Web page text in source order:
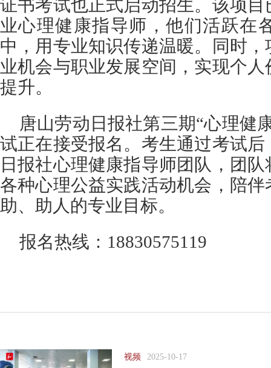
证书考试也正式启动招生。该项
业心理健康指导师，他们活跃在
中，用专业知识传递温暖。同时
业机会与职业发展空间，实现个
提升。
唐山劳动日报社第三期“心理健
试正在接受报名。考生通过考试
日报社心理健康指导师团队，团
各种心理公益实践活动机会，陪
助、助人的专业目标。
报名热线：18830575119
视频 2025-10-17